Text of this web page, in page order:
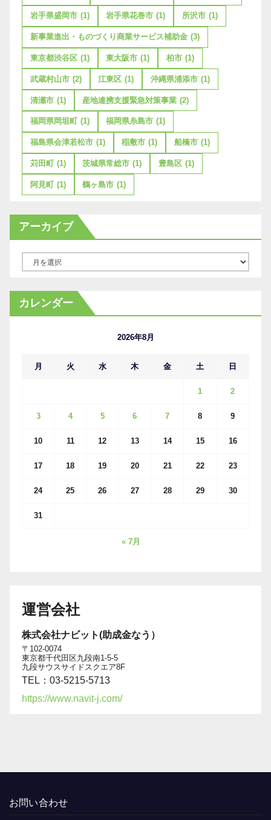
岩手県盛岡市 (1) 岩手県花巻市 (1) 所沢市 (1)
新事業進出・ものづくり商業サービス補助金 (3)
東京都渋谷区 (1) 東大阪市 (1) 柏市 (1)
武蔵村山市 (2) 江東区 (1) 沖縄県浦添市 (1)
清瀬市 (1) 産地連携支援緊急対策事業 (2)
福岡県岡垣町 (1) 福岡県糸島市 (1)
福島県会津若松市 (1) 稲敷市 (1) 船橋市 (1)
苅田町 (1) 茨城県常総市 (1) 豊島区 (1)
阿見町 (1) 鶴ヶ島市 (1)
アーカイブ
カ
イ
カレンダー
2026年8月
月 火 水 木 金 土 日
1 2
3 4 5 6 7 8 9
10 11 12 13 14 15 16
17 18 19 20 21 22 23
24 25 26 27 28 29 30
31
« 7月
運営会社
株式会社ナビット(助成金なう）
〒102-0074
東京都千代田区九段南1-5-5
九段サウスサイドスクエア8F
TEL：03-5215-5713
https://www.navit-j.com/
お問い合わせ